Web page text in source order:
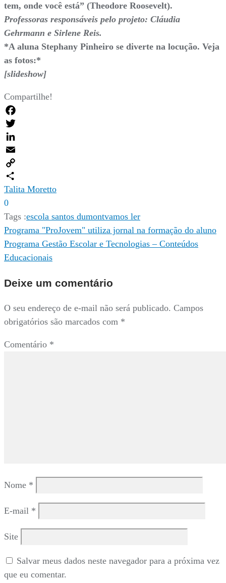
tem, onde você está” (Theodore Roosevelt).
Professoras responsáveis pelo projeto: Cláudia
Gehrmann e Sirlene Reis.
*A aluna Stephany Pinheiro se diverte na locução. Veja
as fotos:*
[slideshow]
Compartilhe!
Facebook
Twitter
LinkedIn
Email
Copy
Link
Compartilhar
Talita Moretto
0
Tags :escola santos dumontvamos ler
Navegação
de
Post
Programa "ProJovem" utiliza jornal na formação do aluno
Programa Gestão Escolar e Tecnologias – Conteúdos
Educacionais
Deixe um comentário
O seu endereço de e-mail não será publicado. Campos
obrigatórios são marcados com *
Comentário *
Nome *
E-mail *
Site
Salvar meus dados neste navegador para a próxima vez
que eu comentar.